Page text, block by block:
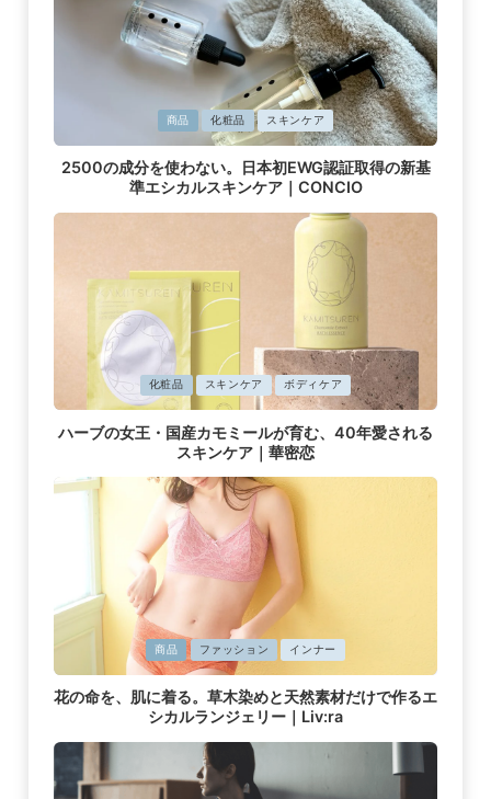
掲
載
商品 化粧品 スキンケア
2500の成分を使わない。日本初EWG認証取得の新基
準エシカルスキンケア｜CONCIO
掲
載
み
化粧品 スキンケア ボディケア
ハーブの女王・国産カモミールが育む、40年愛される
スキンケア｜華密恋
掲
載
商品 ファッション インナー
花の命を、肌に着る。草木染めと天然素材だけで作るエ
シカルランジェリー｜Liv:ra